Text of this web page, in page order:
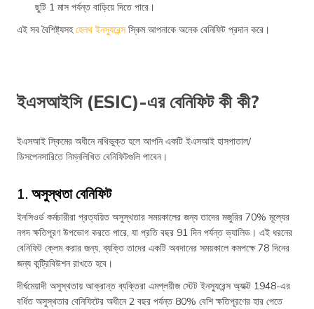
ছুটি 1 মাস পর্যন্ত বাড়িয়ে দিতে পারে।
এই সব বৈশিষ্ট্যসহহেলথ ইনস্যুরেন্স স্কিম আপনাকে অনেক বেনিফিট প্রদান করে।
ইএসআইসি (ESIC)-এর বেনিফিট কী কী?
ইএসআই স্কিমের অধীনে নথিভুক্ত হলে আপনি একটি ইএসআই হাসপাতাল/
ডিসপেনসারিতে নিম্নলিখিত বেনিফিটগুলি পাবেন।
1. অসুস্থতা বেনিফিট
ইনসিওর্ড কর্মচারীরা প্রত্যয়িত অসুস্থতার সময়কালের জন্য তাদের মজুরির 70% মূল্যের
নগদ ক্ষতিপূরণ উপভোগ করতে পারে, যা প্রতি বছর 91 দিন পর্যন্ত ভ্যালিড। এই ধরনের
বেনিফিট ক্লেম করার জন্য, ব্যক্তি তাদের একটি অবদানের সময়কালে কমপক্ষে 78 দিনের
জন্য কন্ট্রিবিউশন রাখতে হবে।
দীর্ঘমেয়াদী অসুস্থতায় আক্রান্ত ব্যক্তিরা এমপ্লয়ীজ স্টেট ইনস্যুরেন্স অ্যাক্ট 1948-এর
বর্ধিত অসুস্থতার বেনিফিটের অধীনে 2 বছর পর্যন্ত 80% বেশি ক্ষতিপূরণের হার পেতে